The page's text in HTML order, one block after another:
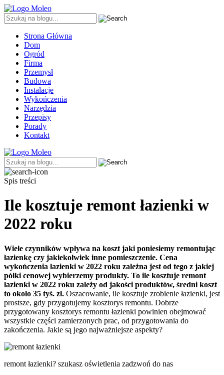
Strona Główna
Dom
Ogród
Firma
Przemysł
Budowa
Instalacje
Wykończenia
Narzędzia
Przepisy
Porady
Kontakt
Spis treści
Ile kosztuje remont łazienki w
2022 roku
Wiele czynników wpływa na koszt jaki poniesiemy remontując
łazienkę czy jakiekolwiek inne pomieszczenie. Cena
wykończenia łazienki w 2022 roku zależna jest od tego z jakiej
półki cenowej wybierzemy produkty. To ile kosztuje remont
łazienki w 2022 roku zależy od jakości produktów, średni koszt
to około 35 tyś. zł. Oszacowanie, ile kosztuje zrobienie łazienki, jest
prostsze, gdy przygotujemy kosztorys remontu. Dobrze
przygotowany kosztorys remontu łazienki powinien obejmować
wszystkie części zamierzonych prac, od przygotowania do
zakończenia. Jakie są jego najważniejsze aspekty?
remont łazienki? szukasz oświetlenia zadzwoń do nas